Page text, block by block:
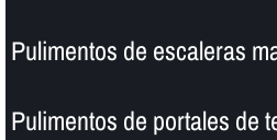
Pulimentos de escaleras
Pulimentos de portales de